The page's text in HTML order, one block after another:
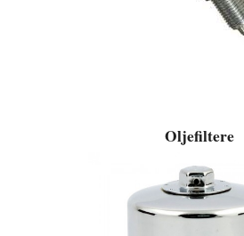
Oljefiltere